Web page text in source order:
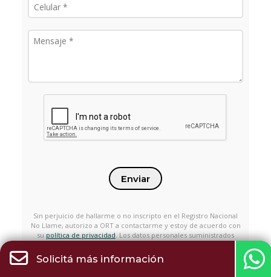
Solicitá más información
Enviar
Sin perjuicio de hallarme o no inscripto en el Registro Nacional
No Llame, autorizo a ORT a contactarme y estoy de acuerdo con
supolítica de privacidad. Los datos personales suministrados
Datos Personales y Acción de Habeas Data.